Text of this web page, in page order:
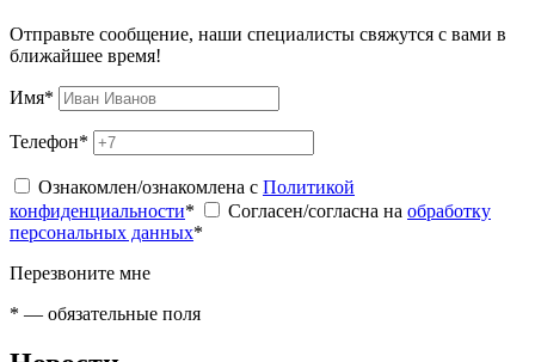
Отправьте сообщение, наши специалисты свяжутся с вами в
ближайшее время!
Имя*
Телефон*
Ознакомлен/ознакомлена с Политикой
конфиденциальности* Согласен/согласна на обработку
персональных данных*
Перезвоните мне
* — обязательные поля